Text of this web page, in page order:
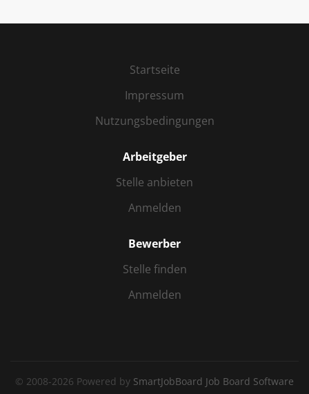
Startseite
Impressum
Nutzungsbedingungen
Arbeitgeber
Stelle anbieten
Anmelden
Bewerber
Stelle finden
Anmelden
© 2008-2026 Powered by SmartJobBoard Job Board Software